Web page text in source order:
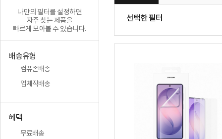
나만의 필터를 설정하면
자주 찾는 제품을
빠르게 모아볼 수 있습니다.
배송유형
컴퓨존배송
업체직배송
혜택
무료배송
선택한 필터